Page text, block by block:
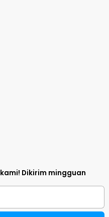
kami! Dikirim mingguan